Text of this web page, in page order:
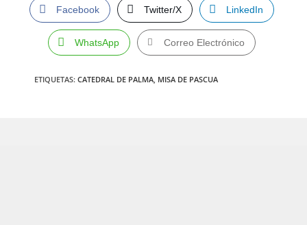
Facebook Twitter/X LinkedIn
WhatsApp Correo Electrónico
ETIQUETAS: CATEDRAL DE PALMA, MISA DE PASCUA